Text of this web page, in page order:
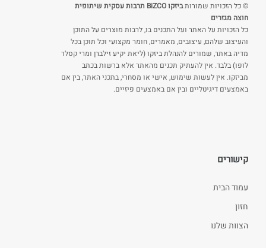
© כל הזכויות שמורות
ביזקו BiZCO תרבות עסקית שיתופית
חוצה מגזרים
כל הזכויות על האתר ועל התכנים בו, לרבות מוצרים על התוכן
והעיצוב שלהם, עיצובים, מאמרים, חומר מקצועי וכל תוכן בכל
מדיה באתר, שמורים להנהלת ביזקו (ליאת יקיע זילברן ומרי קסלר
לופו) בלבד. אין להעתיק תכנים מהאתר אלא ברשות בכתב
מביזקו. אין לעשות שימוש, אישי או מסחרי, בתכני האתר, בין אם
באמצעים דיגיטליים ובין אם באמצעים פיזיים.
קישורים
עמוד הבית
חזון
הצוות שלנו